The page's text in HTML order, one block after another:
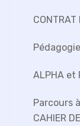
CONTRAT
ALPHA et
Parcours
CAHIER